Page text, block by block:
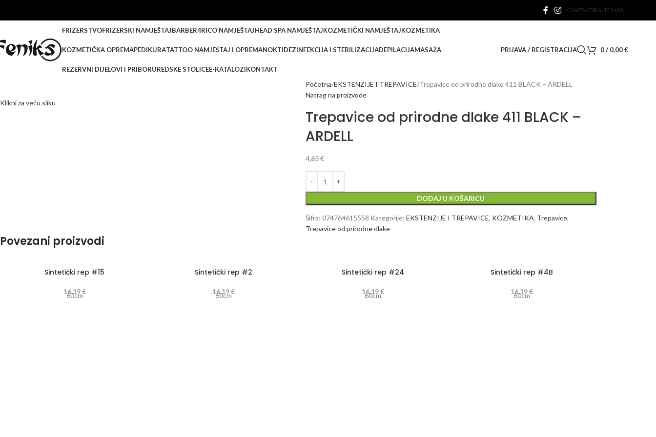
KONTAKTIRAJTE NAS
FRIZERSTVOFRIZERSKI NAMJEŠTAJBARBER4RICO NAMJEŠTAJHEAD SPA NAMJEŠTAJKOZMETIČKI NAMJEŠTAJKOZMETIKA
KOZMETIČKA OPREMAPEDIKURATATTOO NAMJEŠTAJ I OPREMANOKTIDEZINFEKCIJA I STERILIZACIJADEPILACIJAMASAŽA
REZERVNI DIJELOVI I PRIBORUREDSKE STOLICEE-KATALOZIKONTAKT
PRIJAVA / REGISTRACIJA 0/ 0,00€
Klikni za veću sliku
Početna EKSTENZIJE I TREPAVICE Trepavice od prirodne dlake 411 BLACK – ARDELL
Natrag na proizvode
Trepavice od prirodne dlake 411 BLACK –
ARDELL
4,65€
DODAJ U KOŠARICU
Šifra: 074764615558 Kategorije: EKSTENZIJE I TREPAVICE, KOZMETIKA, Trepavice,
Trepavice od prirodne dlake
Povezani proizvodi
Sintetički rep #15
16,19€
60cm
Sintetički rep #2
16,19€
60cm
Sintetički rep #24
16,19€
60cm
Sintetički rep #4B
16,19€
60cm